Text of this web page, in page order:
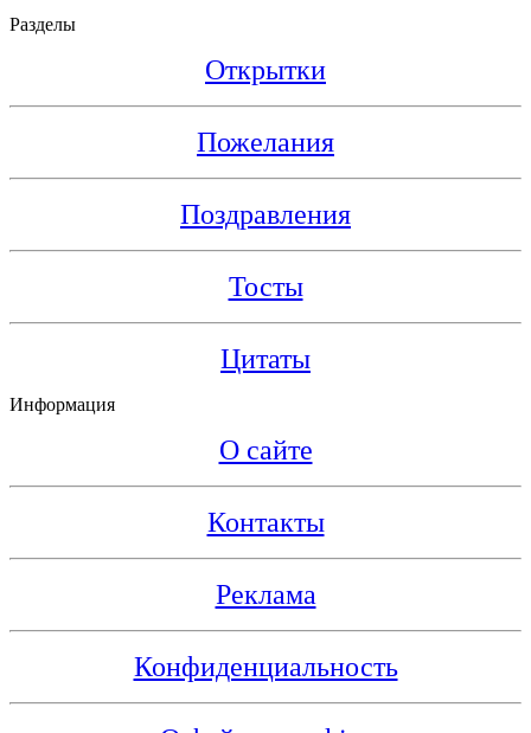
Разделы
Открытки
Пожелания
Поздравления
Тосты
Цитаты
Информация
О сайте
Контакты
Реклама
Конфиденциальность